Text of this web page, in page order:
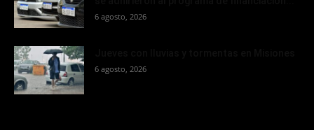
6 agosto, 2026
6 agosto, 2026